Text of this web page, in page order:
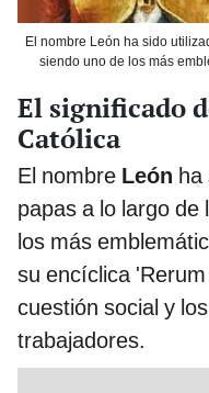
El nombre León ha sido
siendo uno de los más
El significado
Católica
El nombre León
papas a lo largo de
los más
su encíclica
cuestión social y
trabajadores.